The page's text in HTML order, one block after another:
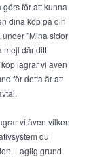
för att kunna
dina köp på din
”Mina sidor
mejl där ditt
lagrar vi även
för detta är att
vi även vilken
du
Laglig grund